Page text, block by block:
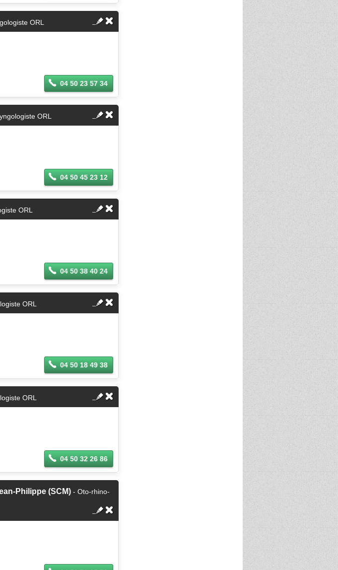
ORL
04 50 23 57 34
ORL
04 50 45 23 12
ORL
04 50 38 40 24
ORL
04 50 18 49 38
ORL
04 50 32 26 86
Philippe (SCM) - Oto-rhino-